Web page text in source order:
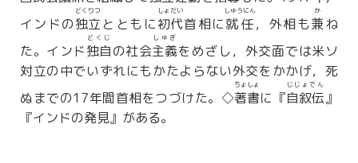
インドの独立
どくりつ
とともに初代
しょだい
首相に就任
しゅうにん
，外相も兼
か
ね
た。インド独自
どくじ
の社会主義
しゅぎ
をめざし，外交面では米ソ
対立の中でいずれにもかたよらない外交をかかげ，死
ぬまでの17年間首相をつづけた。◇著書
ちょしょ
に『自叙伝
じじょでん
』
『インドの発見』がある。